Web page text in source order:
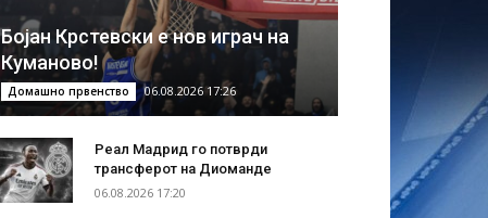
Бојан Крстевски е нов играч на
Куманово!
Домашно првенство 06.08.2026 17:26
Реал Мадрид го потврди
трансферот на Диоманде
06.08.2026 17:20